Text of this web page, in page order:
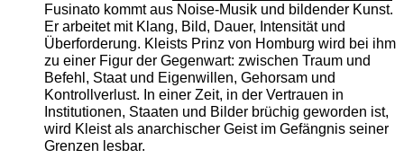
Fusinato kommt aus Noise-Musik und bildender Kunst.
Er arbeitet mit Klang, Bild, Dauer, Intensität und
Überforderung. Kleists Prinz von Homburg wird bei ihm
zu einer Figur der Gegenwart: zwischen Traum und
Befehl, Staat und Eigenwillen, Gehorsam und
Kontrollverlust. In einer Zeit, in der Vertrauen in
Institutionen, Staaten und Bilder brüchig geworden ist,
wird Kleist als anarchischer Geist im Gefängnis seiner
Grenzen lesbar.